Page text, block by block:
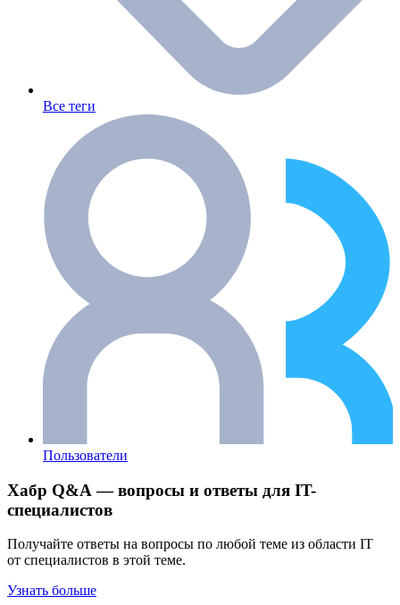
Все теги
Пользователи
Хабр Q&A — вопросы и ответы для IT-
специалистов
Получайте ответы на вопросы по любой теме из области IT
от специалистов в этой теме.
Узнать больше